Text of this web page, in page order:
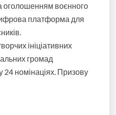
оголошенням воєнного
платформа для
ініціативних
громад
24 номінаціях. Призову